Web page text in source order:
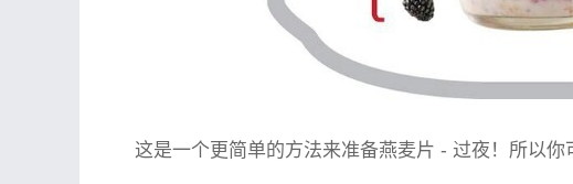
这是一个更简单的方法来准备燕麦片 - 过夜！所以